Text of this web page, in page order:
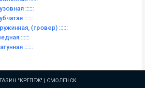
::::::
::::::
(гровер) ::::::
::::::
::::::
"КРЕПЕЖ" | СМОЛЕНСК